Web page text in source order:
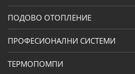
ПОДОВО ОТОПЛЕНИЕ
ПРОФЕСИОНАЛНИ СИСТЕМИ
ТЕРМОПОМПИ